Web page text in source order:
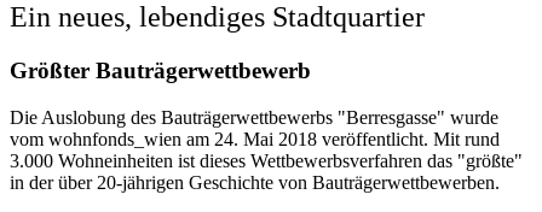
Ein neues, lebendiges Stadtquartier
Größter Bauträgerwettbewerb
Die Auslobung des Bauträgerwettbewerbs "Berresgasse" wurde
vom wohnfonds_wien am 24. Mai 2018 veröffentlicht. Mit rund
3.000 Wohneinheiten ist dieses Wettbewerbsverfahren das "größte"
in der über 20-jährigen Geschichte von Bauträgerwettbewerben.